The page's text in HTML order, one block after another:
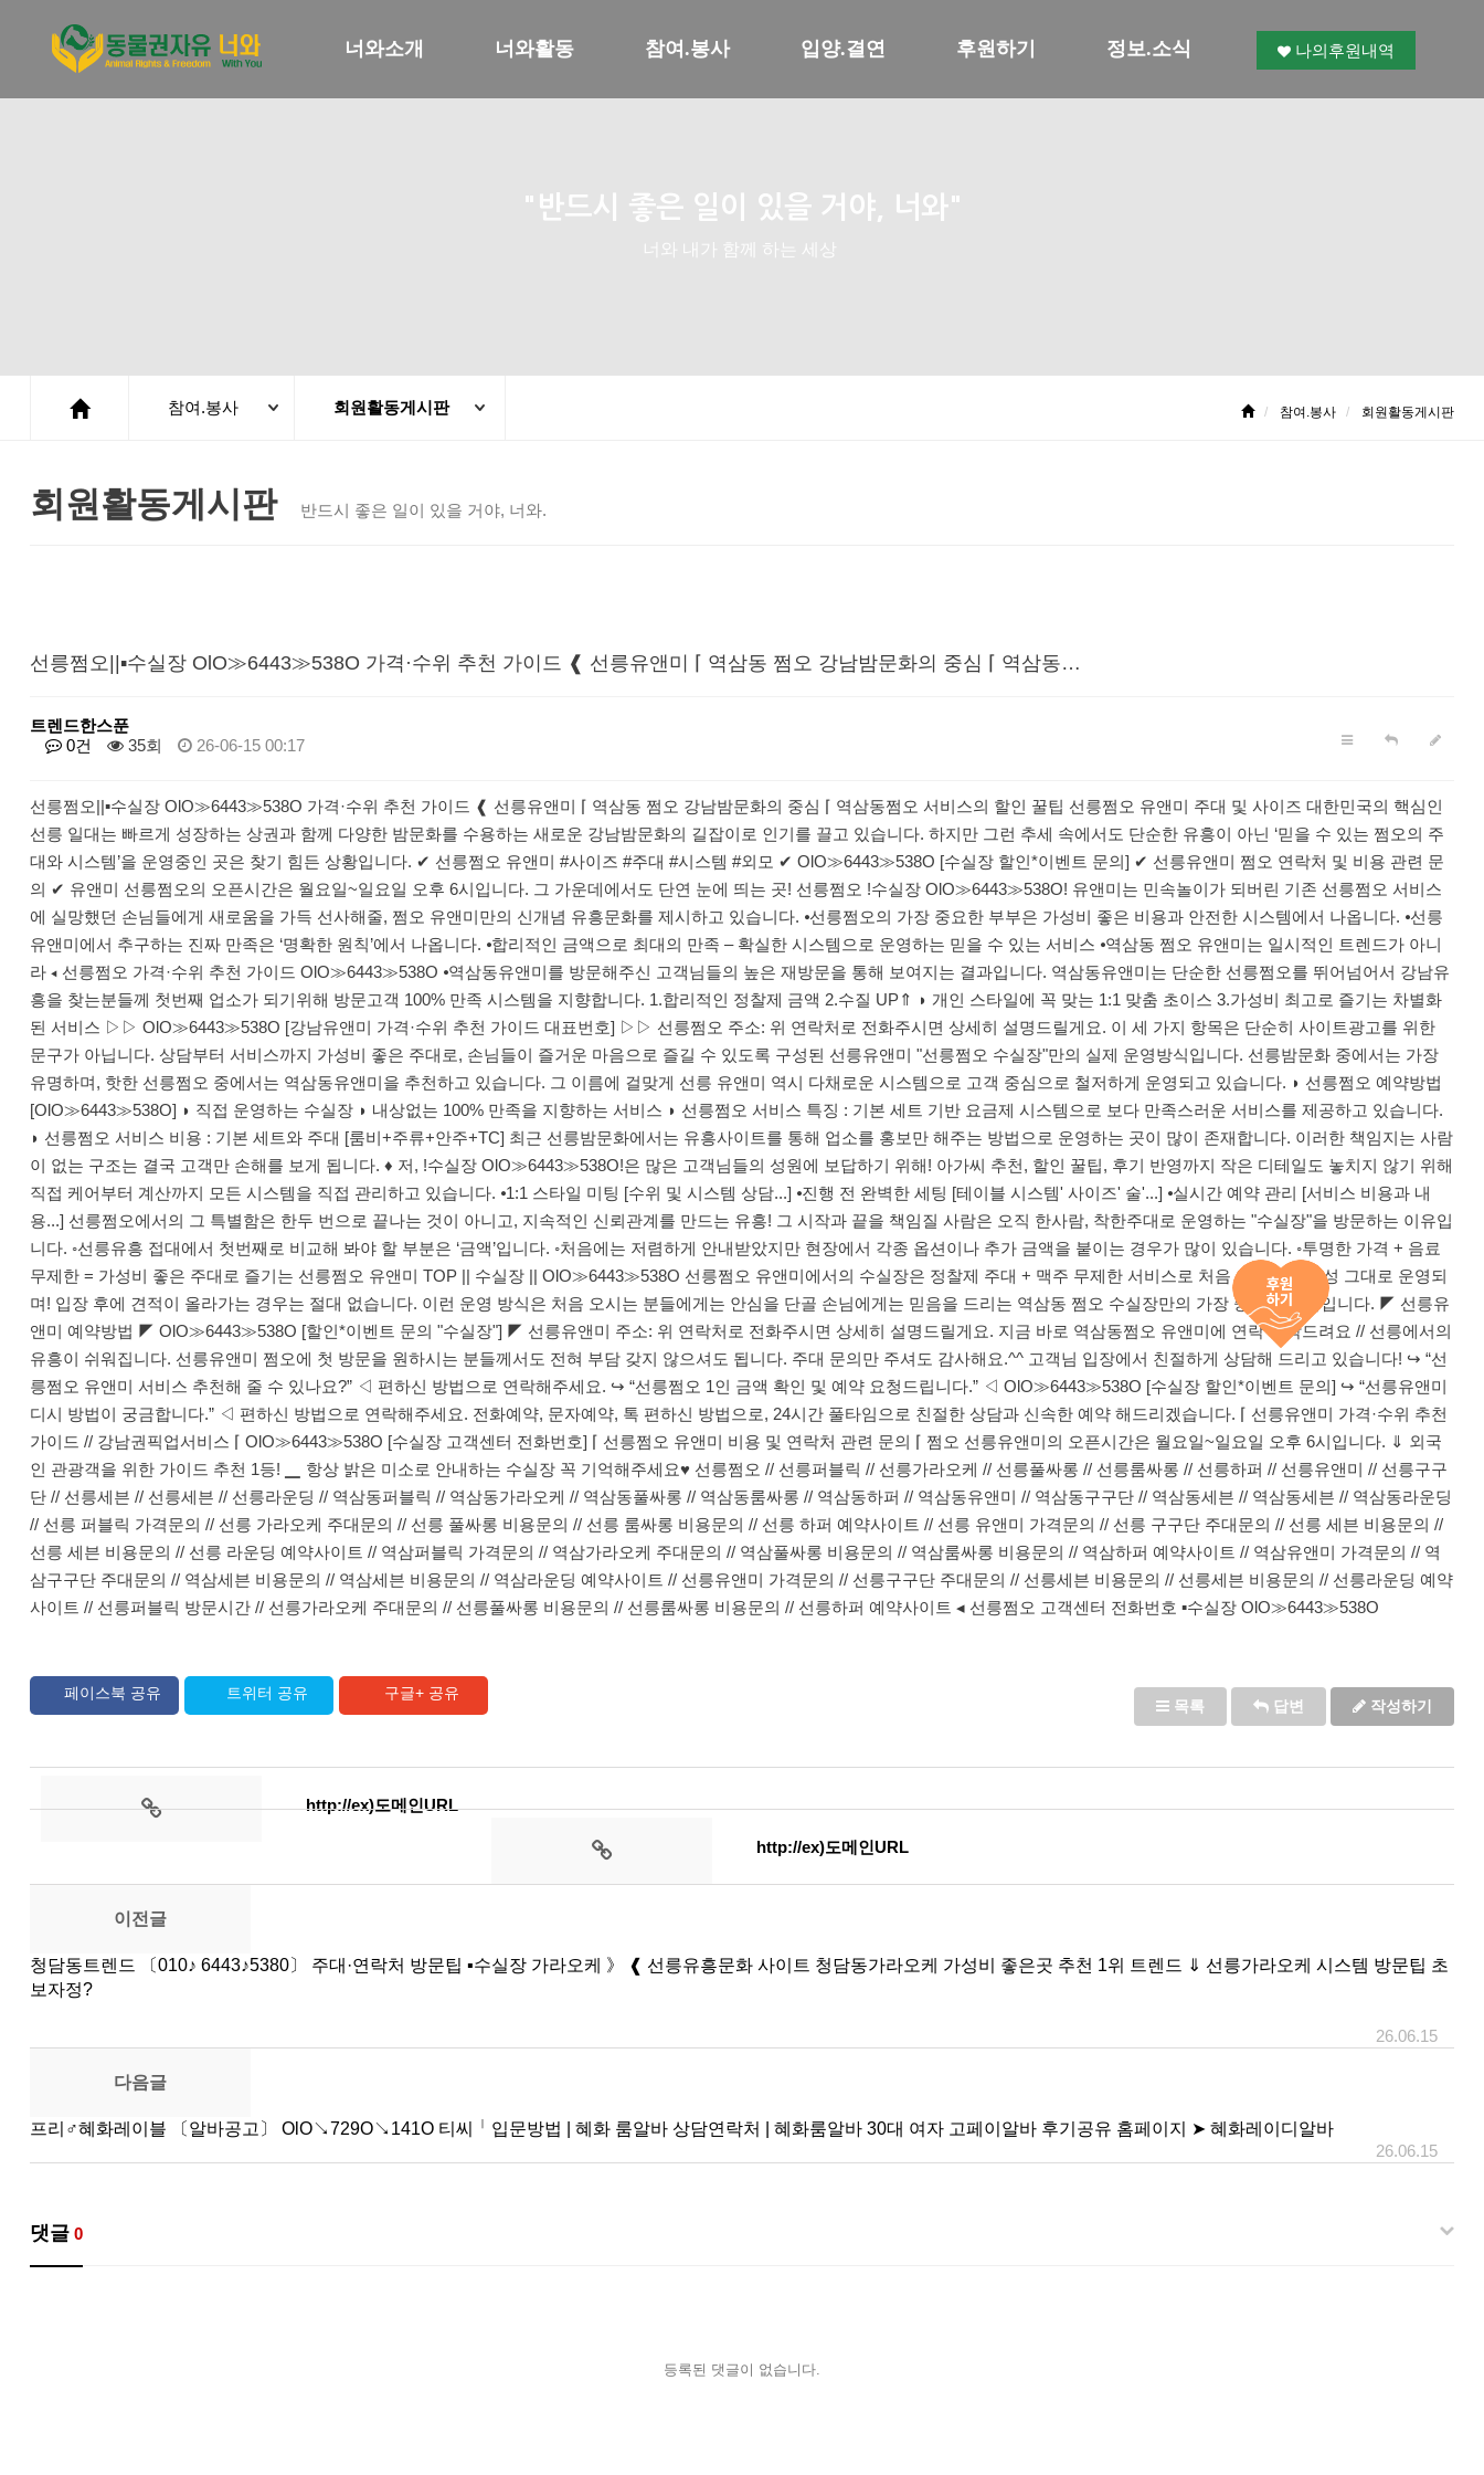
너와소개 너와활동 참여.봉사 입양.결연 후원하기 정보.소식 나의후원내역
"반드시 좋은 일이 있을 거야, 너와"
너와 내가 함께 하는 세상
참여.봉사 회원활동게시판 참여.봉사 회원활동게시판
회원활동게시판 반드시 좋은 일이 있을 거야, 너와.
선릉쩜오||▪수실장 OlO≫6443≫538O 가격·수위 추천 가이드 ❰ 선릉유앤미 ⌈ 역삼동 쩜오 강남밤문화의 중심 ⌈ 역삼동…
트렌드한스푼
0건
35회 26-06-15 00:17
선릉쩜오||▪수실장 OlO≫6443≫538O 가격·수위 추천 가이드 ❰ 선릉유앤미 ⌈ 역삼동 쩜오 강남밤문화의 중심 ⌈ 역삼동쩜오 서비스의 할인 꿀팁 선릉쩜오 유앤미 주대 및 사이즈 대한민국의 핵심인
선릉 일대는 빠르게 성장하는 상권과 함께 다양한 밤문화를 수용하는 새로운 강남밤문화의 길잡이로 인기를 끌고 있습니다. 하지만 그런 추세 속에서도 단순한 유흥이 아닌 ‘믿을 수 있는 쩜오의 주
대와 시스템’을 운영중인 곳은 찾기 힘든 상황입니다. ✔ 선릉쩜오 유앤미 #사이즈 #주대 #시스템 #외모 ✔ OlO≫6443≫538O [수실장 할인*이벤트 문의] ✔ 선릉유앤미 쩜오 연락처 및 비용 관련 문
의 ✔ 유앤미 선릉쩜오의 오픈시간은 월요일~일요일 오후 6시입니다. 그 가운데에서도 단연 눈에 띄는 곳! 선릉쩜오 !수실장 OlO≫6443≫538O! 유앤미는 민속놀이가 되버린 기존 선릉쩜오 서비스
에 실망했던 손님들에게 새로움을 가득 선사해줄, 쩜오 유앤미만의 신개념 유흥문화를 제시하고 있습니다. ⦁선릉쩜오의 가장 중요한 부부은 가성비 좋은 비용과 안전한 시스템에서 나옵니다. ⦁선릉
유앤미에서 추구하는 진짜 만족은 ‘명확한 원칙’에서 나옵니다. ⦁합리적인 금액으로 최대의 만족 – 확실한 시스템으로 운영하는 믿을 수 있는 서비스 ⦁역삼동 쩜오 유앤미는 일시적인 트렌드가 아니
라 ◂ 선릉쩜오 가격·수위 추천 가이드 OlO≫6443≫538O ⦁역삼동유앤미를 방문해주신 고객님들의 높은 재방문을 통해 보여지는 결과입니다. 역삼동유앤미는 단순한 선릉쩜오를 뛰어넘어서 강남유
흥을 찾는분들께 첫번째 업소가 되기위해 방문고객 100% 만족 시스템을 지향합니다. 1.합리적인 정찰제 금액 2.수질 UP⇑ ◗ 개인 스타일에 꼭 맞는 1:1 맞춤 초이스 3.가성비 최고로 즐기는 차별화
된 서비스 ▷▷ OlO≫6443≫538O [강남유앤미 가격·수위 추천 가이드 대표번호] ▷▷ 선릉쩜오 주소: 위 연락처로 전화주시면 상세히 설명드릴게요. 이 세 가지 항목은 단순히 사이트광고를 위한
문구가 아닙니다. 상담부터 서비스까지 가성비 좋은 주대로, 손님들이 즐거운 마음으로 즐길 수 있도록 구성된 선릉유앤미 "선릉쩜오 수실장"만의 실제 운영방식입니다. 선릉밤문화 중에서는 가장
유명하며, 핫한 선릉쩜오 중에서는 역삼동유앤미을 추천하고 있습니다. 그 이름에 걸맞게 선릉 유앤미 역시 다채로운 시스템으로 고객 중심으로 철저하게 운영되고 있습니다. ◗ 선릉쩜오 예약방법
[OlO≫6443≫538O] ◗ 직접 운영하는 수실장 ◗ 내상없는 100% 만족을 지향하는 서비스 ◗ 선릉쩜오 서비스 특징 : 기본 세트 기반 요금제 시스템으로 보다 만족스러운 서비스를 제공하고 있습니다.
◗ 선릉쩜오 서비스 비용 : 기본 세트와 주대 [룸비+주류+안주+TC] 최근 선릉밤문화에서는 유흥사이트를 통해 업소를 홍보만 해주는 방법으로 운영하는 곳이 많이 존재합니다. 이러한 책임지는 사람
이 없는 구조는 결국 고객만 손해를 보게 됩니다. ♦ 저, !수실장 OlO≫6443≫538O!은 많은 고객님들의 성원에 보답하기 위해! 아가씨 추천, 할인 꿀팁, 후기 반영까지 작은 디테일도 놓치지 않기 위해
직접 케어부터 계산까지 모든 시스템을 직접 관리하고 있습니다. ⦁1:1 스타일 미팅 [수위 및 시스템 상담...] ⦁진행 전 완벽한 세팅 [테이블 시스템' 사이즈' 술'...] ⦁실시간 예약 관리 [서비스 비용과 내
용...] 선릉쩜오에서의 그 특별함은 한두 번으로 끝나는 것이 아니고, 지속적인 신뢰관계를 만드는 유흥! 그 시작과 끝을 책임질 사람은 오직 한사람, 착한주대로 운영하는 "수실장"을 방문하는 이유입
니다. ◦선릉유흥 접대에서 첫번째로 비교해 봐야 할 부분은 ‘금액’입니다. ◦처음에는 저렴하게 안내받았지만 현장에서 각종 옵션이나 추가 금액을 붙이는 경우가 많이 있습니다. ◦투명한 가격 + 음료
무제한 = 가성비 좋은 주대로 즐기는 선릉쩜오 유앤미 TOP || 수실장 || OlO≫6443≫538O 선릉쩜오 유앤미에서의 수실장은 정찰제 주대 + 맥주 무제한 서비스로 처음 안내드린 구성 그대로 운영되
며! 입장 후에 견적이 올라가는 경우는 절대 없습니다. 이런 운영 방식은 처음 오시는 분들에게는 안심을 단골 손님에게는 믿음을 드리는 역삼동 쩜오 수실장만의 가장 중요한 원칙입니다. ◤ 선릉유
앤미 예약방법 ◤ OlO≫6443≫538O [할인*이벤트 문의 "수실장"] ◤ 선릉유앤미 주소: 위 연락처로 전화주시면 상세히 설명드릴게요. 지금 바로 역삼동쩜오 유앤미에 연락 부탁드려요 // 선릉에서의
유흥이 쉬워집니다. 선릉유앤미 쩜오에 첫 방문을 원하시는 분들께서도 전혀 부담 갖지 않으셔도 됩니다. 주대 문의만 주셔도 감사해요.^^ 고객님 입장에서 친절하게 상담해 드리고 있습니다! ↪ “선
릉쩜오 유앤미 서비스 추천해 줄 수 있나요?” ◁ 편하신 방법으로 연락해주세요. ↪ “선릉쩜오 1인 금액 확인 및 예약 요청드립니다.” ◁ OlO≫6443≫538O [수실장 할인*이벤트 문의] ↪ “선릉유앤미
디시 방법이 궁금합니다.” ◁ 편하신 방법으로 연락해주세요. 전화예약, 문자예약, 톡 편하신 방법으로, 24시간 풀타임으로 친절한 상담과 신속한 예약 해드리겠습니다. ⌈ 선릉유앤미 가격·수위 추천
가이드 // 강남권픽업서비스 ⌈ OlO≫6443≫538O [수실장 고객센터 전화번호] ⌈ 선릉쩜오 유앤미 비용 및 연락처 관련 문의 ⌈ 쩜오 선릉유앤미의 오픈시간은 월요일~일요일 오후 6시입니다. ⇓ 외국
인 관광객을 위한 가이드 추천 1등! ▁ 항상 밝은 미소로 안내하는 수실장 꼭 기억해주세요♥ 선릉쩜오 // 선릉퍼블릭 // 선릉가라오케 // 선릉풀싸롱 // 선릉룸싸롱 // 선릉하퍼 // 선릉유앤미 // 선릉구구
단 // 선릉세븐 // 선릉세븐 // 선릉라운딩 // 역삼동퍼블릭 // 역삼동가라오케 // 역삼동풀싸롱 // 역삼동룸싸롱 // 역삼동하퍼 // 역삼동유앤미 // 역삼동구구단 // 역삼동세븐 // 역삼동세븐 // 역삼동라운딩
// 선릉 퍼블릭 가격문의 // 선릉 가라오케 주대문의 // 선릉 풀싸롱 비용문의 // 선릉 룸싸롱 비용문의 // 선릉 하퍼 예약사이트 // 선릉 유앤미 가격문의 // 선릉 구구단 주대문의 // 선릉 세븐 비용문의 //
선릉 세븐 비용문의 // 선릉 라운딩 예약사이트 // 역삼퍼블릭 가격문의 // 역삼가라오케 주대문의 // 역삼풀싸롱 비용문의 // 역삼룸싸롱 비용문의 // 역삼하퍼 예약사이트 // 역삼유앤미 가격문의 // 역
삼구구단 주대문의 // 역삼세븐 비용문의 // 역삼세븐 비용문의 // 역삼라운딩 예약사이트 // 선릉유앤미 가격문의 // 선릉구구단 주대문의 // 선릉세븐 비용문의 // 선릉세븐 비용문의 // 선릉라운딩 예약
사이트 // 선릉퍼블릭 방문시간 // 선릉가라오케 주대문의 // 선릉풀싸롱 비용문의 // 선릉룸싸롱 비용문의 // 선릉하퍼 예약사이트 ◂ 선릉쩜오 고객센터 전화번호 ▪수실장 OlO≫6443≫538O
페이스북 공유 트위터 공유 구글+ 공유
목록 답변 작성하기
http://ex)도메인URL
http://ex)도메인URL
이전글
청담동트렌드 〔010♪ 6443♪5380〕 주대·연락처 방문팁 ▪수실장 가라오케 》 ❰ 선릉유흥문화 사이트 청담동가라오케 가성비 좋은곳 추천 1위 트렌드 ⇓ 선릉가라오케 시스템 방문팁 초
보자정?
26.06.15
다음글
프리♂혜화레이블 〔알바공고〕 OlO↘729O↘141O 티씨╵입문방법 | 혜화 룸알바 상담연락처 | 혜화룸알바 30대 여자 고페이알바 후기공유 홈페이지 ➤ 혜화레이디알바
26.06.15
댓글 0
등록된 댓글이 없습니다.